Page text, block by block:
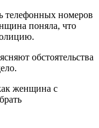
телефонных номеров
поняла, что
обстоятельства
женщина с